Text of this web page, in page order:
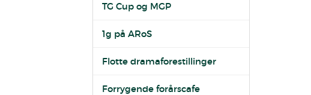
TG Cup og MGP
1g på ARoS
Flotte dramaforestillinger
Forrygende forårscafe